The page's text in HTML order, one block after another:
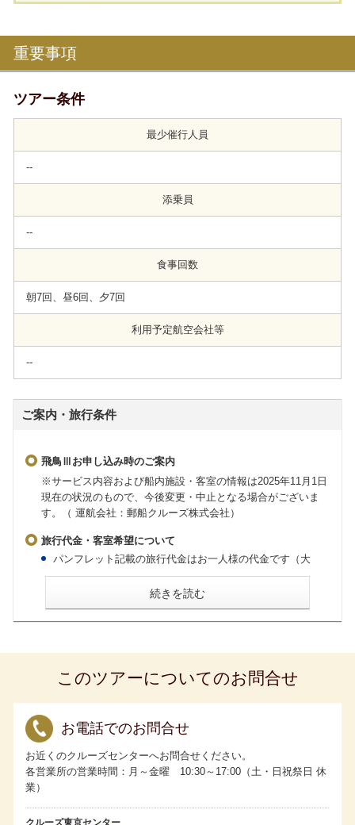
重要事項
ツアー条件
最少催行人員
--
添乗員
--
食事回数
朝7回、昼6回、夕7回
利用予定航空会社等
--
ご案内・旅行条件
飛鳥Ⅲお申し込み時のご案内
※サービス内容および船内施設・客室の情報は2025年11月1日
現在の状況のもので、今後変更・中止となる場合がございま
す。（ 運航会社：郵船クルーズ株式会社）
旅行代金・客室希望について
パンフレット記載の旅行代金はお一人様の代金です（大
会員であることが条件です。お申し込みの際には「My
ASUKA CLUB」会員番号をお知らせください。
2歳未満の乳幼児の旅行代金は無料ですが、大人1名様に対
食事のご用意はございますが、粉ミルク、離乳食、アレル
お一人様でご利用いただける客室には限りがございます。
相部屋は承っていません。
客室の3人および4人利用について
人利用が可能です。
・グランドペントハウス、キャプテンズスイート、パノラ
マスイートはスタッキングベッドを使用して3人利用が可能
です。
・アスカスイート、一部のミッドシップスイートは備え付
わらず当該クルーズのアスカバルコニーDの2名1室利用時の
お一人様分の旅行代金となります。
続きを読む
このツアーについてのお問合せ
お電話でのお問合せ
お近くのクルーズセンターへお問合せください。
各営業所の営業時間：月～金曜 10:30～17:00（土・日祝祭日 休
業）
クルーズ東京センター